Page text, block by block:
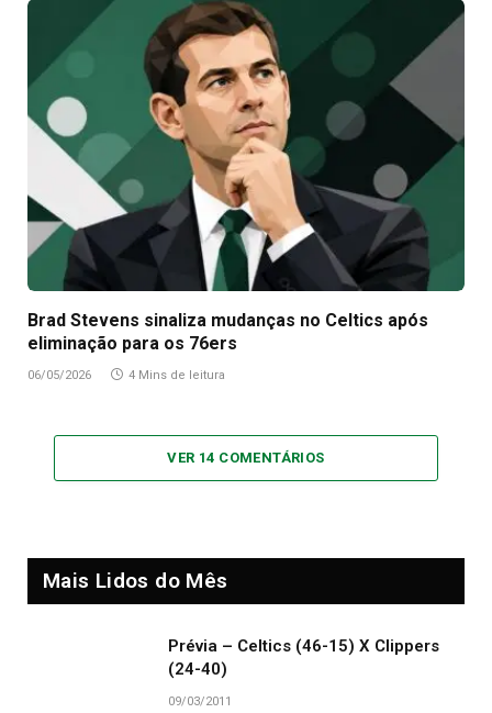
Brad Stevens sinaliza mudanças no Celtics após
eliminação para os 76ers
06/05/2026 4 Mins de leitura
VER 14 COMENTÁRIOS
Mais Lidos do Mês
Prévia – Celtics (46-15) X Clippers
(24-40)
09/03/2011